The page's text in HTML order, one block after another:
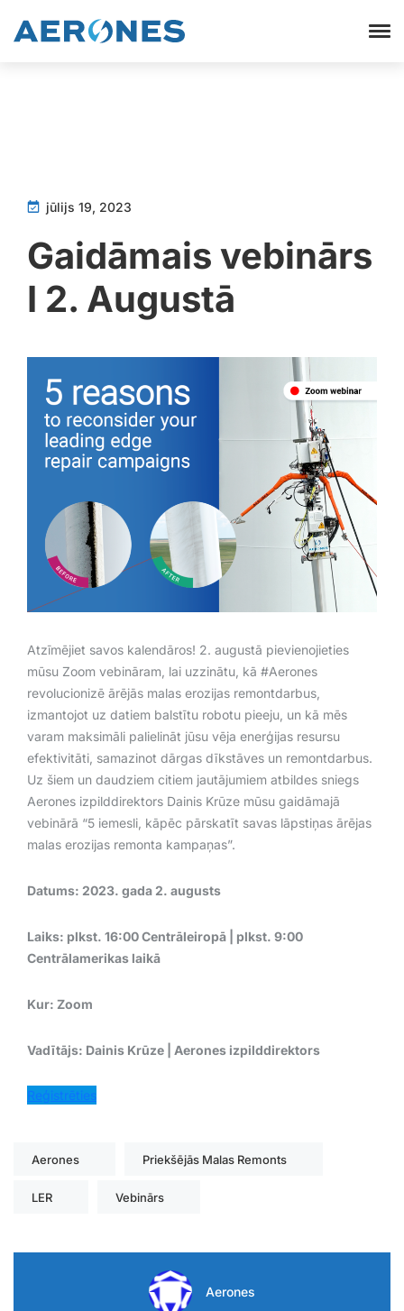
jūlijs 19, 2023
Gaidāmais vebinārs
I 2. Augustā
Atzīmējiet savos kalendāros! 2. augustā pievienojieties
mūsu Zoom vebināram, lai uzzinātu, kā #Aerones
revolucionizē ārējās malas erozijas remontdarbus,
izmantojot uz datiem balstītu robotu pieeju, un kā mēs
varam maksimāli palielināt jūsu vēja enerģijas resursu
efektivitāti, samazinot dārgas dīkstāves un remontdarbus.
Uz šiem un daudziem citiem jautājumiem atbildes sniegs
Aerones izpilddirektors Dainis Krūze mūsu gaidāmajā
vebinārā “5 iemesli, kāpēc pārskatīt savas lāpstiņas ārējas
malas erozijas remonta kampaņas”.
Datums: 2023. gada 2. augusts
Laiks: plkst. 16:00 Centrāleiropā | plkst. 9:00
Centrālamerikas laikā
Kur: Zoom
Vadītājs: Dainis Krūze | Aerones izpilddirektors
Reģistrēties
Aerones Priekšējās Malas Remonts
LER Vebinārs
Aerones